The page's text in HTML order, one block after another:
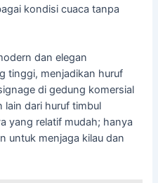
kondisi cuaca tanpa
dan elegan
tinggi, menjadikan huruf
di gedung komersial
lain dari huruf timbul
yang relatif mudah; hanya
untuk menjaga kilau dan